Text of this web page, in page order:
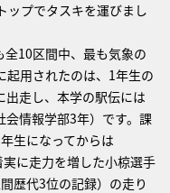
ップでタスキを運びまし
10区間中、最も気象の
用されたのは、1年生の
走し、本学の駅伝には
情報学部3年）です。課
生になってからは
に走力を増した小椋選手
歴代3位の記録）の走り